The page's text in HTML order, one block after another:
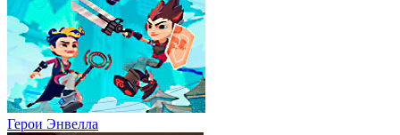
Герои Энвелла